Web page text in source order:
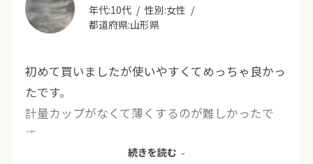
年代:10代 性別:女性
都道府県:山形県
初めて買いましたが使いやすくてめっちゃ良かっ
たです。
計量カップがなくて薄くするのが難しかったで
す。
ペットボトルのキャップで代用しました。
続きを読む